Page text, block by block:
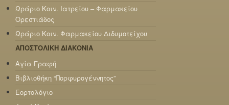
Ωράριο Κοιν. Ιατρείου – Φαρμακείου
Ορεστιάδος
Ωράριο Κοιν. Φαρμακείου Διδυμοτείχου
ΑΠΟΣΤΟΛΙΚΗ ΔΙΑΚΟΝΙΑ
Αγία Γραφή
Βιβλιοθήκη “Πορφυρογέννητος”
Εορτολόγιο